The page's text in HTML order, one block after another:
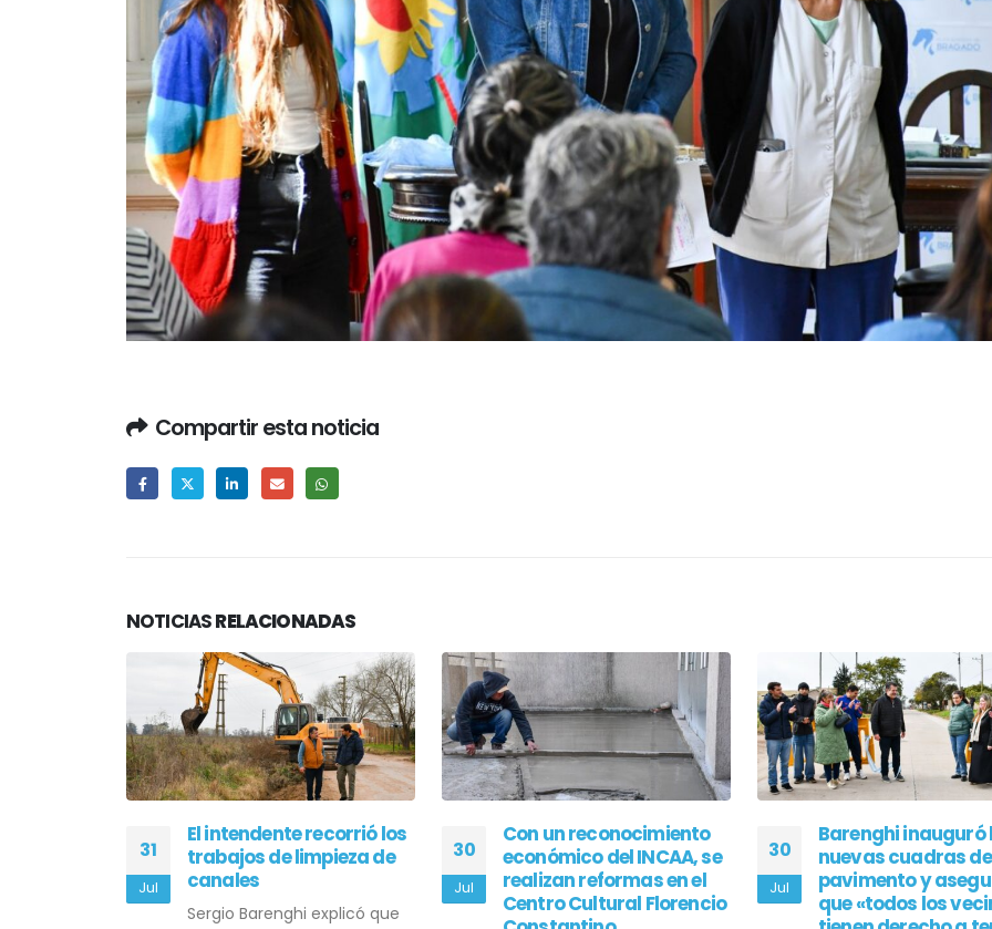
Compartir esta noticia
NOTICIASRELACIONADAS
31
Jul
El intendente recorrió los
trabajos de limpieza de
canales
Sergio Barenghi explicó que
30
Jul
Con un reconocimiento
económico del INCAA, se
realizan reformas en el
Centro Cultural Florencio
30
Jul
Barenghi inauguró
nuevas cuadras de
pavimento y
que «todos los